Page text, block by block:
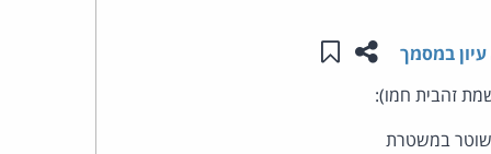
שתפו עמוד זה
שמור ב"תכנים שלי"
עיון במסמך
זהבית חמו):
שוטר במשטרת